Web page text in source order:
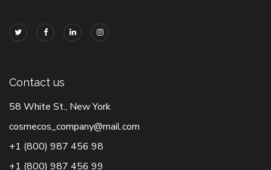
Contact us
58 White St., New York
cosmecos_company@mail.com
+1 (800) 987 456 98
+1 (800) 987 456 99